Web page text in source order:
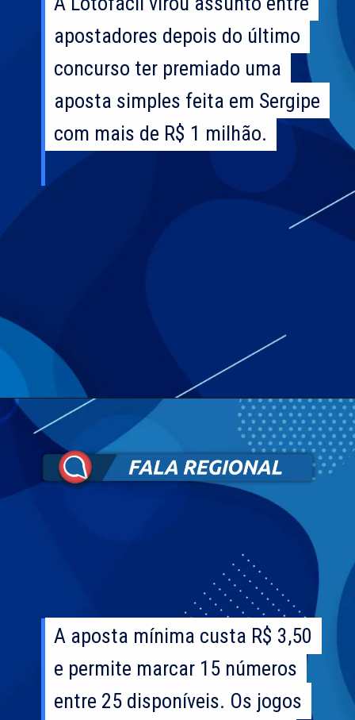
apostadores depois do último
concurso ter premiado uma
aposta simples feita em Sergipe
com mais de R$ 1 milhão.
apostadores depois do último
concurso ter premiado uma
aposta simples feita em Sergipe
com mais de R$ 1 milhão.
A aposta mínima custa R$ 3,50
e permite marcar 15 números
entre 25 disponíveis. Os jogos
A aposta mínima custa R$ 3,50
e permite marcar 15 números
entre 25 disponíveis. Os jogos